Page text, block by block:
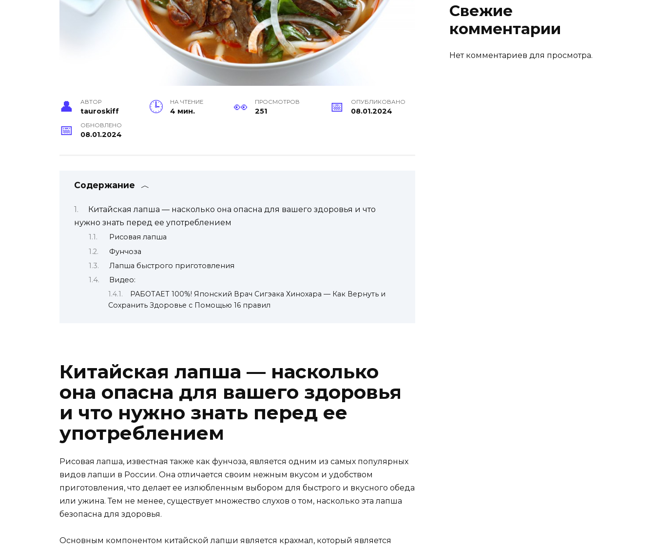
АВТОР
tauroskiff
НА ЧТЕНИЕ
4 мин.
ПРОСМОТРОВ
251
ОПУБЛИКОВАНО
08.01.2024
ОБНОВЛЕНО
08.01.2024
Содержание
Китайская лапша — насколько она опасна для вашего здоровья и что
нужно знать перед ее употреблением
Рисовая лапша
Фунчоза
Лапша быстрого приготовления
Видео:
РАБОТАЕТ 100%! Японский Врач Сигэака Хинохара — Как Вернуть и
Сохранить Здоровье с Помощью 16 правил
Китайская лапша — насколько
она опасна для вашего здоровья
и что нужно знать перед ее
употреблением
Рисовая лапша, известная также как фунчоза, является одним из самых популярных
видов лапши в России. Она отличается своим нежным вкусом и удобством
приготовления, что делает ее излюбленным выбором для быстрого и вкусного обеда
или ужина. Тем не менее, существует множество слухов о том, насколько эта лапша
безопасна для здоровья.
Основным компонентом китайской лапши является крахмал, который является
Свежие
комментарии
Нет комментариев для просмотра.